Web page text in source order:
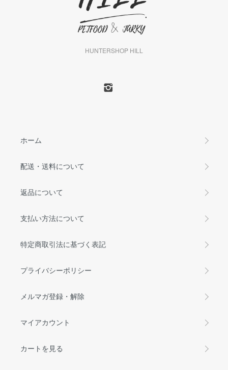
HUNTERSHOP HILL
ホーム
配送・送料について
返品について
支払い方法について
特定商取引法に基づく表記
プライバシーポリシー
メルマガ登録・解除
マイアカウント
カートを見る